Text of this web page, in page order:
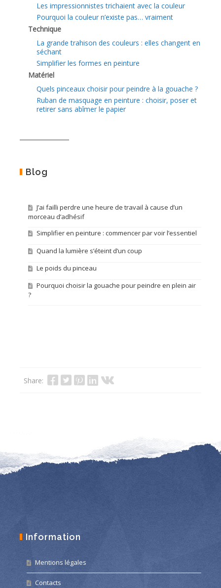
Les impressionnistes trichaient avec la couleur
Pourquoi la couleur n’existe pas… vraiment
Technique
La grande trahison des couleurs : elles changent en
séchant
Simplifier les formes en peinture
Matériel
Quels pinceaux choisir pour peindre à la gouache ?
Ruban de masquage en peinture : choisir, poser et
retirer sans abîmer le papier
Blog
J’ai failli perdre une heure de travail à cause d’un
morceau d’adhésif
Simplifier en peinture : commencer par voir l’essentiel
Quand la lumière s’éteint d’un coup
Le poids du pinceau
Pourquoi choisir la gouache pour peindre en plein air
?
Share:
Information
Mentions légales
Contacts